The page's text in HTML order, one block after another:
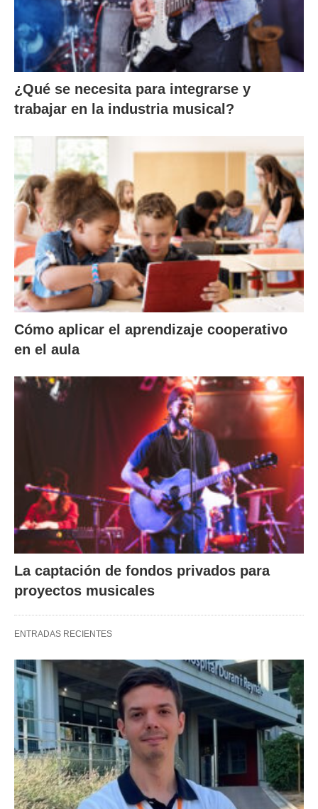
¿Qué se necesita para integrarse y
trabajar en la industria musical?
Cómo aplicar el aprendizaje cooperativo
en el aula
La captación de fondos privados para
proyectos musicales
ENTRADAS RECIENTES